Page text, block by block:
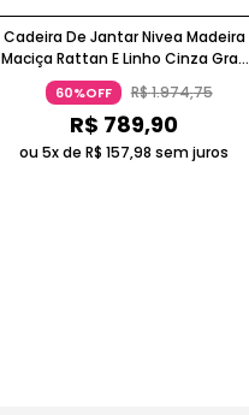
Cadeira De Jantar Nivea Madeira
Maciça Rattan E Linho Cinza Gran
Belo
60%OFF R$1.974,75
R$ 789,90
ou 5x deR$ 157,98 sem juros